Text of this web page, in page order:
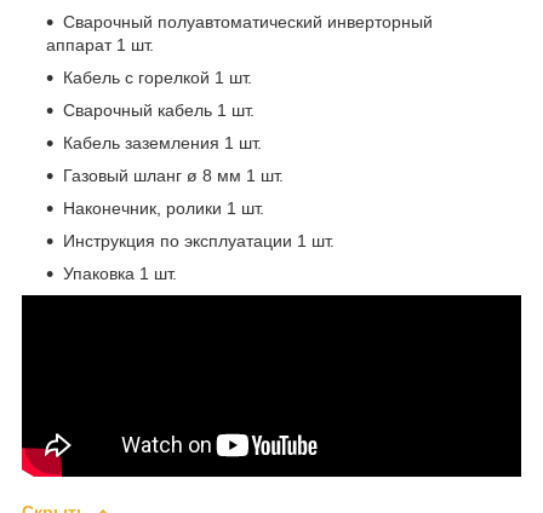
Сварочный полуавтоматический инверторный
аппарат 1 шт.
Кабель с горелкой 1 шт.
Сварочный кабель 1 шт.
Кабель заземления 1 шт.
Газовый шланг ø 8 мм 1 шт.
Наконечник, ролики 1 шт.
Инструкция по эксплуатации 1 шт.
Упаковка 1 шт.